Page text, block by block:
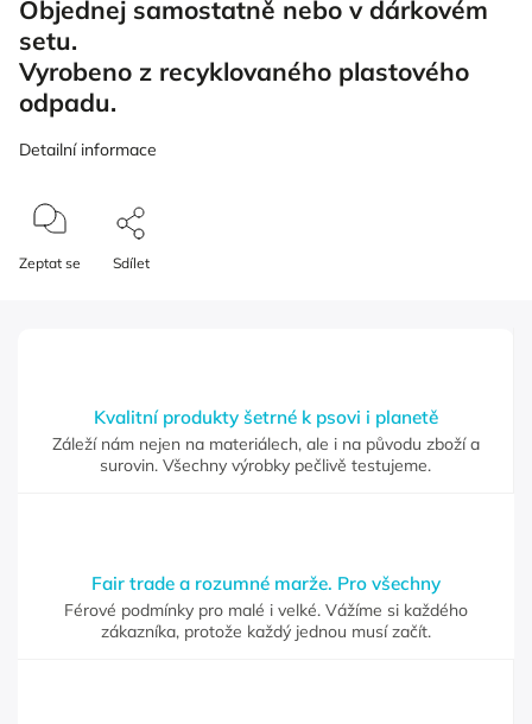
Objednej samostatně nebo v dárkovém
setu.
Vyrobeno z recyklovaného plastového
odpadu.
Detailní informace
Zeptat se Sdílet
Kvalitní produkty šetrné k psovi i planetě
Záleží nám nejen na materiálech, ale i na původu zboží a
surovin. Všechny výrobky pečlivě testujeme.
Fair trade a rozumné marže. Pro všechny
Férové podmínky pro malé i velké. Vážíme si každého
zákazníka, protože každý jednou musí začít.